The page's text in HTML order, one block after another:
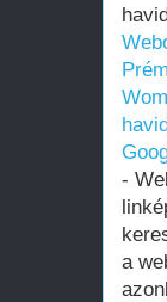
-
a